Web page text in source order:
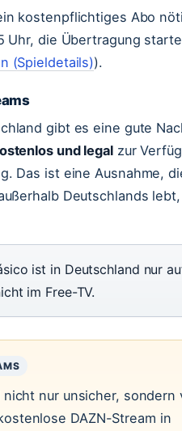
kostenpflichtiges Abo
Uhr, die Übertragung
(Spieldetails)).
gibt es eine gute
und legalzur
Das ist eine Ausnahme,
Deutschlands
ist in Deutschland nur
im Free-TV.
nicht nur unsicher, sondern
DAZN-Stream in